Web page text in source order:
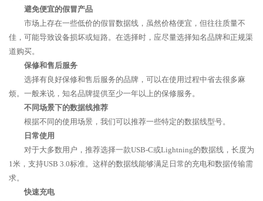
避免便宜的假冒产品
市场上存在一些低价的假冒数据线，虽然价格便宜，但往往质量不
佳，可能导致设备损坏或短路。在选择时，应尽量选择知名品牌和正规渠
道购买。
保修和售后服务
选择有良好保修和售后服务的品牌，可以在使用过程中省去很多麻
烦。一般来说，知名品牌提供至少一年以上的保修服务。
不同场景下的数据线推荐
根据不同的使用场景，我们可以推荐一些特定的数据线型号。
日常使用
对于大多数用户，推荐选择一款USB-C或Lightning的数据线，长度为
1米，支持USB 3.0标准。这样的数据线能够满足日常的充电和数据传输需
求。
快速充电